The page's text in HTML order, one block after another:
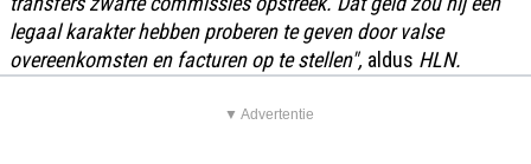
legaal karakter hebben proberen te geven door valse
overeenkomsten en facturen op te stellen", aldus HLN.
▼ Advertentie